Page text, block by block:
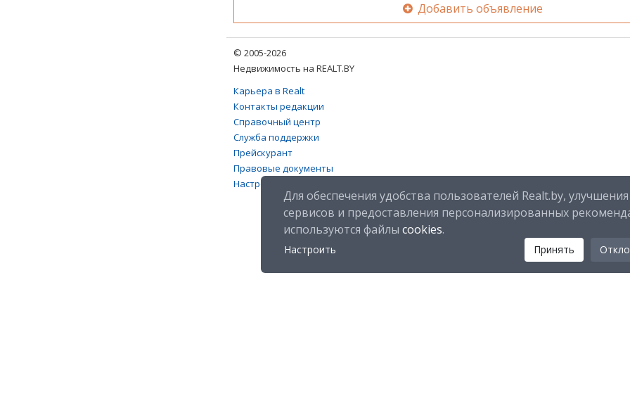
Добавить объявление
© 2005-2026
Недвижимость на REALT.BY
Карьера в Realt
Контакты редакции
Справочный центр
Служба поддержки
Прейскурант
Правовые документы
Настройка файлов cookies
Для обеспечения удобства пользователей Realt.by, улучшения
сервисов и предоставления персонализированных
используются файлы cookies.
Настроить Принять